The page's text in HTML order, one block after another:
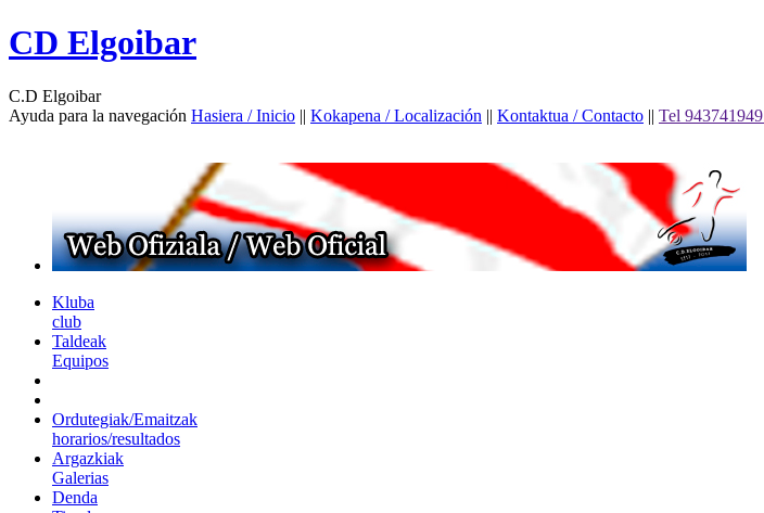
CD Elgoibar
C.D Elgoibar
Ayuda para la navegación Hasiera / Inicio || Kokapena / Localización || Kontaktua / Contacto || Tel 943741949
Kluba
club
Taldeak
Equipos
Ordutegiak/Emaitzak
horarios/resultados
Argazkiak
Galerias
Denda